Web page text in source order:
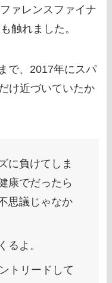
ァレンスファイナ
触れました。
で、2017年にスパ
け近づいていたか
に負けてしま
康でだったら
思議じゃなか
るよ。
トリードして